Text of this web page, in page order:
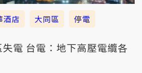
酒店 大同區 停電
電 台電：地下高壓電纜各